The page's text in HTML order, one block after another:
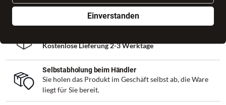
Einverstanden
Hast Du eine Frage zum Produkt? Kontaktiere uns!
Kostenlose Lieferung 2-3 Werktage
Selbstabholung beim Händler
Sie holen das Produkt im Geschäft selbst ab, die Ware
liegt für Sie bereit.